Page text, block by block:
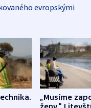
evropskými
„Musíme